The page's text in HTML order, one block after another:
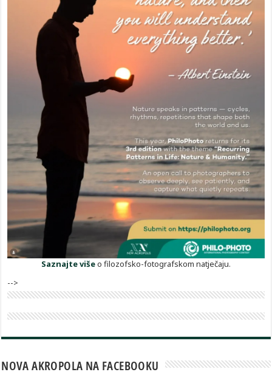
Saznajte višeo filozofsko-fotografskom natječaju.
-->
NOVA AKROPOLA NA FACEBOOKU